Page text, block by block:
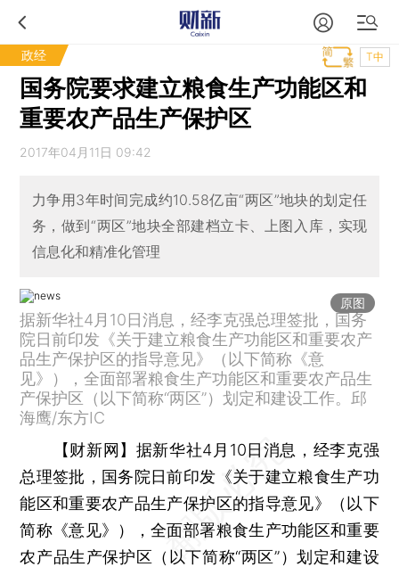
政经 T中
国务院要求建立粮食生产功能区和
重要农产品生产保护区
2017年04月11日 09:42
力争用3年时间完成约10.58亿亩“两区”地块的划定任
务，做到“两区”地块全部建档立卡、上图入库，实现
信息化和精准化管理
原图
据新华社4月10日消息，经李克强总理签批，国务
院日前印发《关于建立粮食生产功能区和重要农产
品生产保护区的指导意见》（以下简称《意
见》），全面部署粮食生产功能区和重要农产品生
产保护区（以下简称“两区”）划定和建设工作。邱
海鹰/东方IC
【财新网】 据新华社4月10日消息，经李克强
总理签批，国务院日前印发《关于建立粮食生产功
能区和重要农产品生产保护区的指导意见》（以下
简称《意见》），全面部署粮食生产功能区和重要
农产品生产保护区（以下简称“两区”）划定和建设